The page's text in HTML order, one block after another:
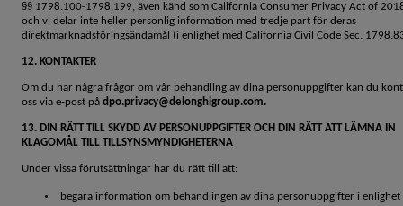
§§ 1798.100-1798.199, även känd som California Consumer Privacy Act of
och vi delar inte heller personlig information med tredje part för deras
direktmarknadsföringsändamål (i enlighet med California Civil Code Sec.
12. KONTAKTER
Om du har några frågor om vår behandling av dina personuppgifter kan du
oss via e-post på dpo.privacy@delonghigroup.com.
13. DIN RÄTT TILL SKYDD AV PERSONUPPGIFTER OCH DIN RÄTT ATT LÄMNA IN
KLAGOMÅL TILL TILLSYNSMYNDIGHETERNA
Under vissa förutsättningar har du rätt till att:
begära information om behandlingen av dina personuppgifter i enlighet